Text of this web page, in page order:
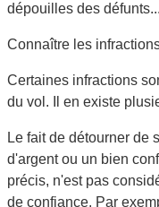
dépouilles des défunts...
Connaître les
Certaines infractions
du vol. Il en existe
Le fait de détourner de
d'argent ou un bien
précis, n'est pas
de confiance. Par